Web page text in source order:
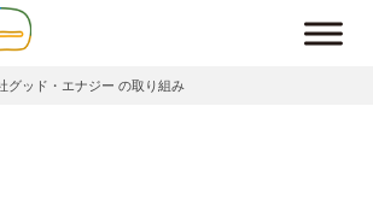
グッド・エナジー の取り組み